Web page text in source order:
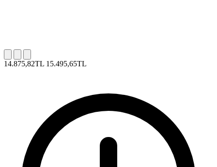
14.875,82TL 15.495,65TL